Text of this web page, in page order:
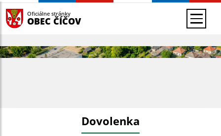
Oficiálne stránky
OBEC ČÍČOV
Dovolenka